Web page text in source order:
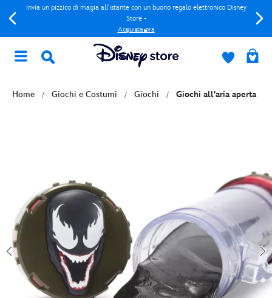
Invia un pizzico di magia all'istante con un buono regalo elettronico Disney
Store -
Acquista ora
Home Giochi e Costumi Giochi Giochi all'aria aperta